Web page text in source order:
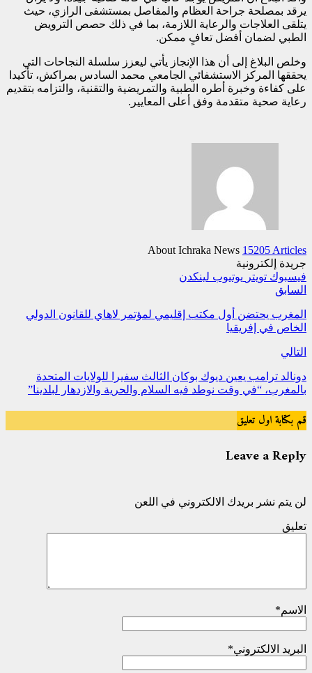
يرقد بمصلحة جراحة العظام والمفاصل بمستشفى الرازي، حيث
يتلقى العلاجات والرعاية اللازمة، بما في ذلك حصص الترويض
الطبي لضمان أفضل تعافٍ ممكن.
وخلص البلاغ إلى أن هذا الإنجاز يأتي ليعزز سلسلة النجاحات التي
يحققها المركز الاستشفائي الجامعي محمد السادس بمراكش، تأكيدا
على كفاءة وخبرة أطره الطبية والتمريضية والتقنية، والتزامه بتقديم
رعاية صحية متقدمة وفق أعلى المعايير.
About Ichraka News 15205 Articles
جريدة إلكترونية
فيسبوك تويتر يوتيوب لينكدن
السابق
المغرب يحتضن أول مكتب إقليمي لمؤتمر لاهاي للقانون الدولي
الخاص في إفريقيا
التالي
دونالد ترامب يعين ديوك بوكان الثالث سفيرا للولايات المتحدة
بالمغرب، “في وقت نوطد فيه السلام والحرية والازدهار لبلدينا”
قم بكتابة اول تعليق
Leave a Reply
لن يتم نشر بريدك الالكتروني في اللعن
تعليق
الاسم*
البريد الالكتروني*